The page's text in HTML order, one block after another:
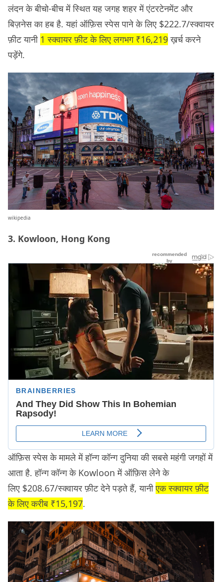
लंदन के बीचो-बीच में स्थित यह जगह शहर में एंटरटेनमेंट और
बिज़नेस का हब है. यहां ऑफ़िस स्पेस पाने के लिए $222.7/स्क्वायर
फ़ीट यानी 1 स्क्वायर फ़ीट के लिए लगभग ₹16,219ख़र्च करने
पड़ेंगे.
wikipedia
3. Kowloon, Hong Kong
ऑफ़िस स्पेस के मामले में हॉन्ग कॉन्ग दुनिया की सबसे महंगी जगहों में
आता है. हॉन्ग कॉन्ग के Kowloon में ऑफ़िस लेने के
लिए $208.67/स्क्वायर फ़ीट देने पड़ते हैं, यानीएक स्क्वायर फ़ीट
के लिए करीब ₹15,197.